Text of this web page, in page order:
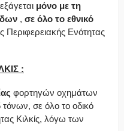
μόνο με τη
, σε όλο το εθνικό
Περιφερειακής Ενότητας
:
φορτηγών οχημάτων
σε όλο το οδικό
Κιλκίς, λόγω των